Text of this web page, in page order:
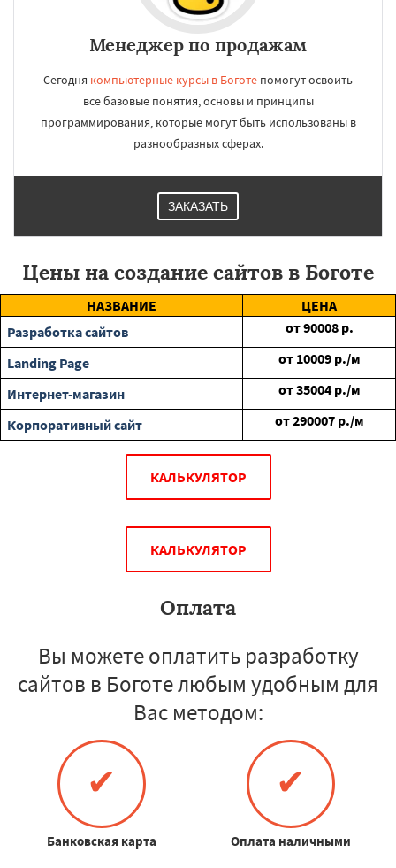
Менеджер по продажам
Сегодня компьютерные курсы в Боготе помогут освоить
все базовые понятия, основы и принципы
программирования, которые могут быть использованы в
разнообразных сферах.
ЗАКАЗАТЬ
Цены на создание сайтов в Боготе
НАЗВАНИЕ
ЦЕНА
Разработка сайтов
от90008 р.
Landing Page
от 10009 р./м
Интернет-магазин
от35004 р./м
Корпоративный сайт
от290007 р./м
КАЛЬКУЛЯТОР
КАЛЬКУЛЯТОР
Оплата
Вы можете оплатить разработку
сайтов в Боготе любым удобным для
Вас методом:
✔
Банковская карта
✔
Оплата наличными